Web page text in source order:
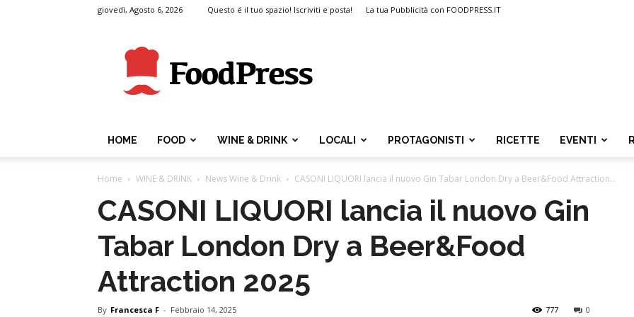
giovedì, Agosto 6, 2026 Questo é il tuo spazio! Iscriviti e posta! La tua Pubblicità con FOODPRESS.IT
FoodPress
HOME FOOD WINE & DRINK LOCALI PROTAGONISTI RICETTE EVENTI
Home WINE & DRINK News Wine & Drink CASONI LIQUORI lancia il nuovo Gin Tabar London Dry a Beer&Food Attraction...
CASONI LIQUORI lancia il nuovo Gin
Tabar London Dry a Beer&Food
Attraction 2025
By Francesca F - Febbraio 14, 2025 0
777